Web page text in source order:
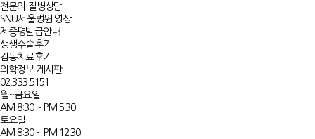
전문의 질병상담
SNU서울병원 영상
제증명발급안내
생생수술후기
감동치료후기
의학정보 게시판
02.333.5151
월~금요일
AM 8:30 ~ PM 5:30
토요일
AM 8:30 ~ PM 12:30